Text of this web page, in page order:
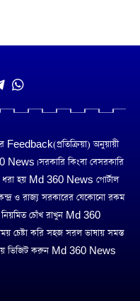
Feedback(প্রতিক্রিয়া) অনুয়ায়ী
News। সরকারি কিংবা বেসরকারি
হয় Md 360 News পোর্টাল
ও রাজ্য সরকারের যেকোনো রকম
নিয়মিত চোঁখ রাখুন Md 360
চেষ্টা করি সহজ সরল ভাষায় সমস্ত
ভিজিট করুন Md 360 News